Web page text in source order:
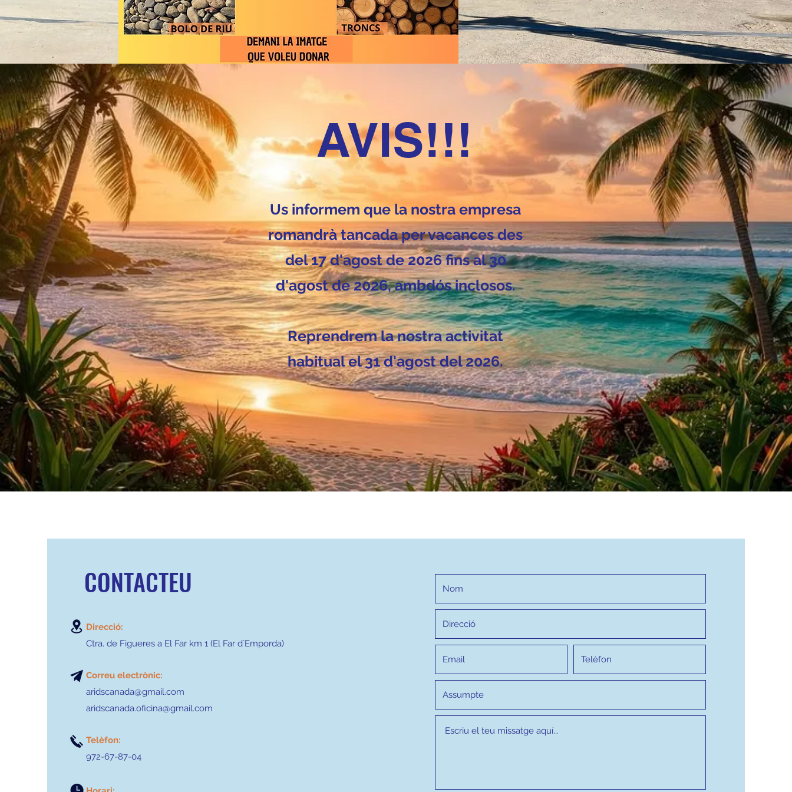
AVIS!!!
Us informem que la nostra empresa
romandrà tancada per vacances des
del 17 d'agost de 2026 fins al 30
d'agost de 2026, ambdós inclosos.
Reprendrem la nostra activitat
habitual el 31 d'agost del 2026.
CONTACTEU
Direcció:
Ctra. de Figueres a El Far km 1 (El Far d`Emporda)
Correu electrònic:
aridscanada@gmail.com
aridscanada.oficina@gmail.com
Telèfon:
972-67-87-04